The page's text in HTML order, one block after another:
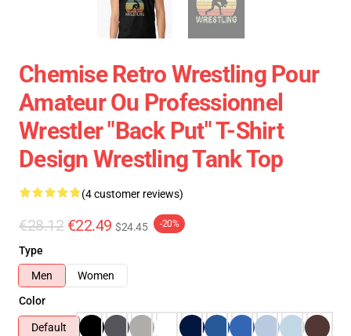
Chemise Retro Wrestling Pour
Amateur Ou Professionnel
Wrestler "Back Put" T-Shirt
Design Wrestling Tank Top
(4 customer reviews)
€28.12 €22.49 $24.45 -20%
Type
Men
Women
Color
Default